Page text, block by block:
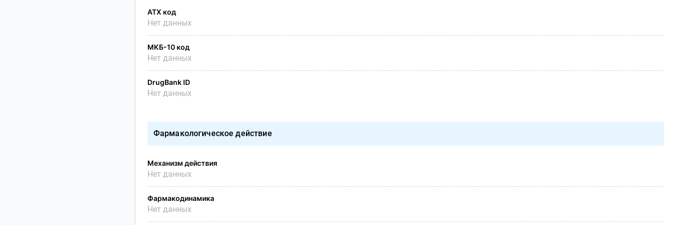
АТХ код
Нет данных
МКБ-10 код
Нет данных
DrugBank ID
Нет данных
Фармакологическое действие
Механизм действия
Нет данных
Фармакодинамика
Нет данных